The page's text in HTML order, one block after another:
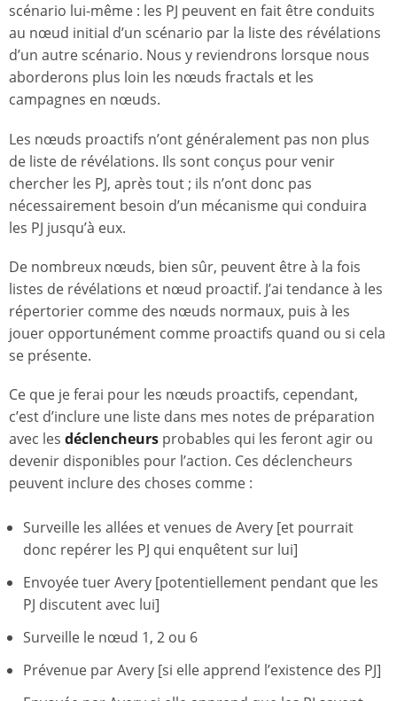
scénario lui-même : les PJ peuvent en fait être conduits
au nœud initial d’un scénario par la liste des révélations
d’un autre scénario. Nous y reviendrons lorsque nous
aborderons plus loin les nœuds fractals et les
campagnes en nœuds.
Les nœuds proactifs n’ont généralement pas non plus
de liste de révélations. Ils sont conçus pour venir
chercher les PJ, après tout ; ils n’ont donc pas
nécessairement besoin d’un mécanisme qui conduira
les PJ jusqu’à eux.
De nombreux nœuds, bien sûr, peuvent être à la fois
listes de révélations et nœud proactif. J’ai tendance à les
répertorier comme des nœuds normaux, puis à les
jouer opportunément comme proactifs quand ou si cela
se présente.
Ce que je ferai pour les nœuds proactifs, cependant,
c’est d’inclure une liste dans mes notes de préparation
avec les déclencheurs probables qui les feront agir ou
devenir disponibles pour l’action. Ces déclencheurs
peuvent inclure des choses comme :
Surveille les allées et venues de Avery [et pourrait
donc repérer les PJ qui enquêtent sur lui]
Envoyée tuer Avery [potentiellement pendant que les
PJ discutent avec lui]
Surveille le nœud 1, 2 ou 6
Prévenue par Avery [si elle apprend l’existence des PJ]